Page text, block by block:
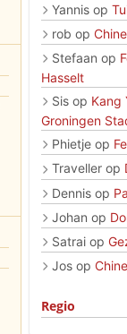
Yannisop
rob op
Stefaan op
Hasselt
Sisop Kang
Groningen
Phietjeop
Travellerop
Dennisop
Johan op
Satraiop
Josop
Regio